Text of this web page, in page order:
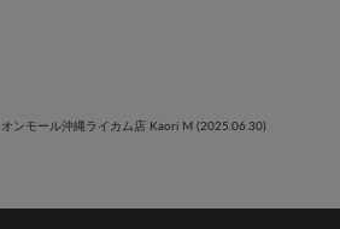
ンモール沖縄ライカム店 Kaori M (2025.06.30)